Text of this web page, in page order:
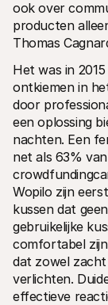
Vacatures
Kom werken bij
vacatures!
Contact
Voor
Waarom zie je
Voor Mollie-
Neem contact
Contact met
Ontdek hoe
ook over
producten
Thomas
Het was in
ontkiemen in
door
een oplossing
nachten. Een
net als 63%
Wopilo zijn
kussen dat
gebruikelijke
comfortabel
dat zowel
verlichten.
effectieve